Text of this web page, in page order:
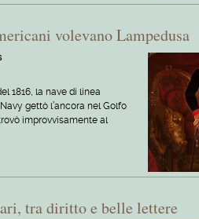
volevano Lampedusa
1816, la nave di linea
gettò l’ancora nel Golfo
improvvisamente al
tra diritto e belle lettere